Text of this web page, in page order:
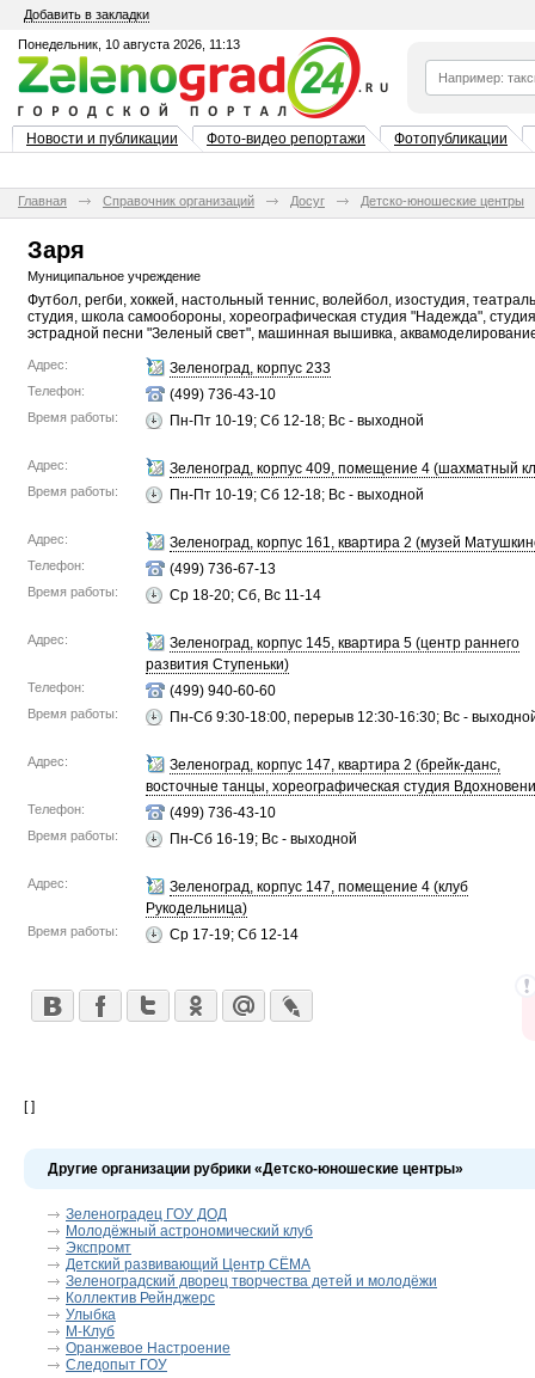
Добавить в закладки
Понедельник, 10 августа 2026, 11:13
Новости и публикации Фото-видео репортажи Фотопубликации
Главная Справочник организаций Досуг Детско-юношеские центры
Заря
Муниципальное учреждение
Футбол, регби, хоккей, настольный теннис, волейбол, изостудия,
студия, школа самообороны, хореографическая студия "Надежда", студия
эстрадной песни "Зеленый свет", машинная вышивка,
Адрес: Зеленоград, корпус 233
Телефон: (499) 736-43-10
Время работы: Пн-Пт 10-19; Сб 12-18; Вс - выходной
Адрес: Зеленоград, корпус 409, помещение 4 (шахматный
Время работы: Пн-Пт 10-19; Сб 12-18; Вс - выходной
Адрес: Зеленоград, корпус 161, квартира 2 (музей
Телефон: (499) 736-67-13
Время работы: Ср 18-20; Сб, Вс 11-14
Адрес:
Зеленоград, корпус 145, квартира 5 (центр раннего
развития Ступеньки)
Телефон: (499) 940-60-60
Время работы: Пн-Сб 9:30-18:00, перерыв 12:30-16:30; Вс -
Адрес:
Зеленоград, корпус 147, квартира 2 (брейк-данс,
восточные танцы, хореографическая студия
Телефон: (499) 736-43-10
Время работы: Пн-Сб 16-19; Вс - выходной
Адрес:
Зеленоград, корпус 147, помещение 4 (клуб
Рукодельница)
Время работы: Ср 17-19; Сб 12-14
[ ]
Другие организации рубрики «Детско-юношеские центры»
Зеленоградец ГОУ ДОД
Молодёжный астрономический клуб
Экспромт
Детский развивающий Центр СЁМА
Зеленоградский дворец творчества детей и молодёжи
Коллектив Рейнджерс
Улыбка
М-Клуб
Оранжевое Настроение
Следопыт ГОУ